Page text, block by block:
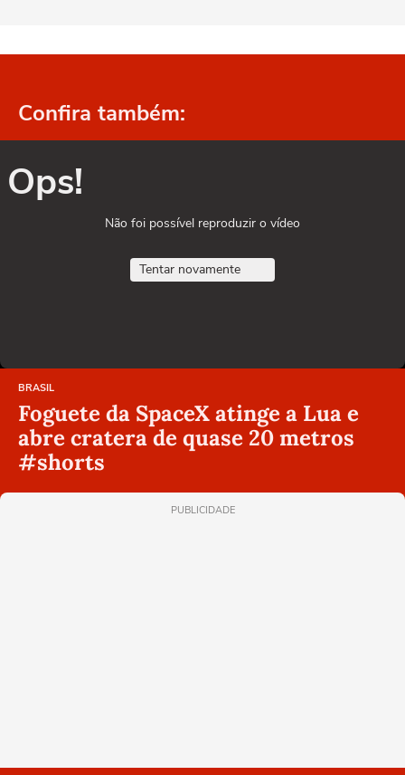
Confira também:
Ops!
Não foi possível reproduzir o vídeo
Tentar novamente
BRASIL
Foguete da SpaceX atinge a Lua e
abre cratera de quase 20 metros
#shorts
PUBLICIDADE